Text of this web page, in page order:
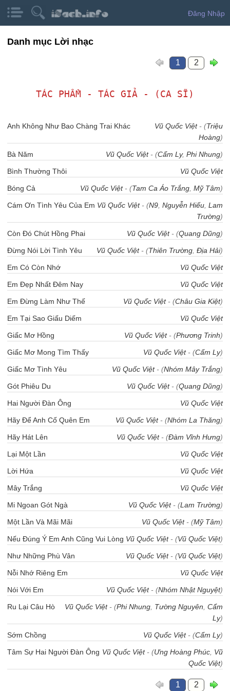
Đăng Nhập
Danh mục Lời nhạc
1 2
TÁC PHẨM - TÁC GIẢ - (CA SĨ)
Anh Không Như Bao Chàng Trai Khác Vũ Quốc Việt- (Triệu
Hoàng)
Bà Năm Vũ Quốc Việt- (Cẩm Ly, Phi Nhung)
Bình Thường Thôi Vũ Quốc Việt
Bóng Cả Vũ Quốc Việt- (Tam Ca Áo Trắng Mỹ Tâm)
Cám Ơn Tình Yêu Của Em Vũ Quốc Việt- (N9 Nguyễn Hiếu Lam
Trường)
Còn Đó Chút Hồng Phai Vũ Quốc Việt- (Quang Dũng)
Đừng Nói Lời Tình Yêu Vũ Quốc Việt- (Thiên Trường Địa Hải)
Em Có Còn Nhớ Vũ Quốc Việt
Em Đẹp Nhất Đêm Nay Vũ Quốc Việt
Em Đừng Làm Như Thế Vũ Quốc Việt- (Châu Gia Kiệt)
Em Tại Sao Giấu Diếm Vũ Quốc Việt
Giấc Mơ Hồng Vũ Quốc Việt- (Phương Trinh)
Giấc Mơ Mong Tìm Thấy Vũ Quốc Việt- (Cẩm Ly)
Giấc Mơ Tình Yêu Vũ Quốc Việt- (Nhóm Mây Trắng)
Gót Phiêu Du Vũ Quốc Việt- (Quang Dũng)
Hai Người Đàn Ông Vũ Quốc Việt
Hãy Để Anh Cố Quên Em Vũ Quốc Việt- (Nhóm La Thăng)
Hãy Hát Lên Vũ Quốc Việt- (Đàm Vĩnh Hưng)
Lại Một Lần Vũ Quốc Việt
Lời Hứa Vũ Quốc Việt
Mây Trắng Vũ Quốc Việt
Mi Ngoan Gót Ngà Vũ Quốc Việt- (Lam Trường)
Một Lần Và Mãi Mãi Vũ Quốc Việt- (Mỹ Tâm)
Nếu Đúng Ý Em Anh Cũng Vui Lòng Vũ Quốc Việt- (Vũ Quốc Việt)
Như Những Phù Vân Vũ Quốc Việt- (Vũ Quốc Việt)
Nỗi Nhớ Riêng Em Vũ Quốc Việt
Nói Với Em Vũ Quốc Việt- (Nhóm Nhật Nguyệt)
Ru Lại Câu Hò Vũ Quốc Việt- (Phi Nhung Tường Nguyên Cẩm
Ly)
Sớm Chồng Vũ Quốc Việt- (Cẩm Ly)
Tâm Sự Hai Người Đàn Ông Vũ Quốc Việt- (Ưng Hoàng Phúc Vũ
Quốc Việt)
1 2